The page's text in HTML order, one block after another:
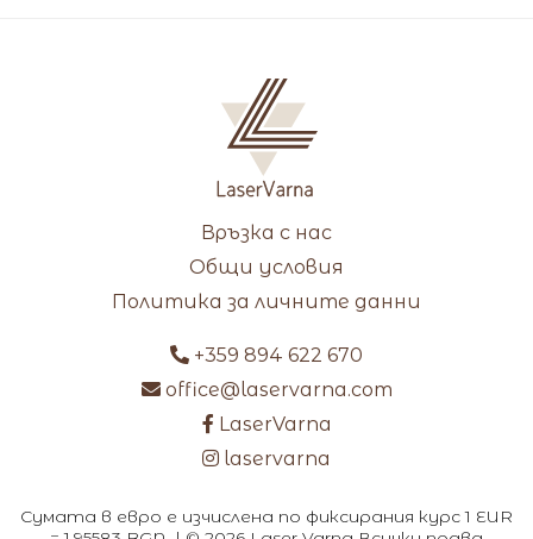
Връзка с нас
Общи условия
Политика за личните данни
+359 894 622 670
office@laservarna.com
LaserVarna
laservarna
Сумата в евро е изчислена по фиксирания курс 1 EUR